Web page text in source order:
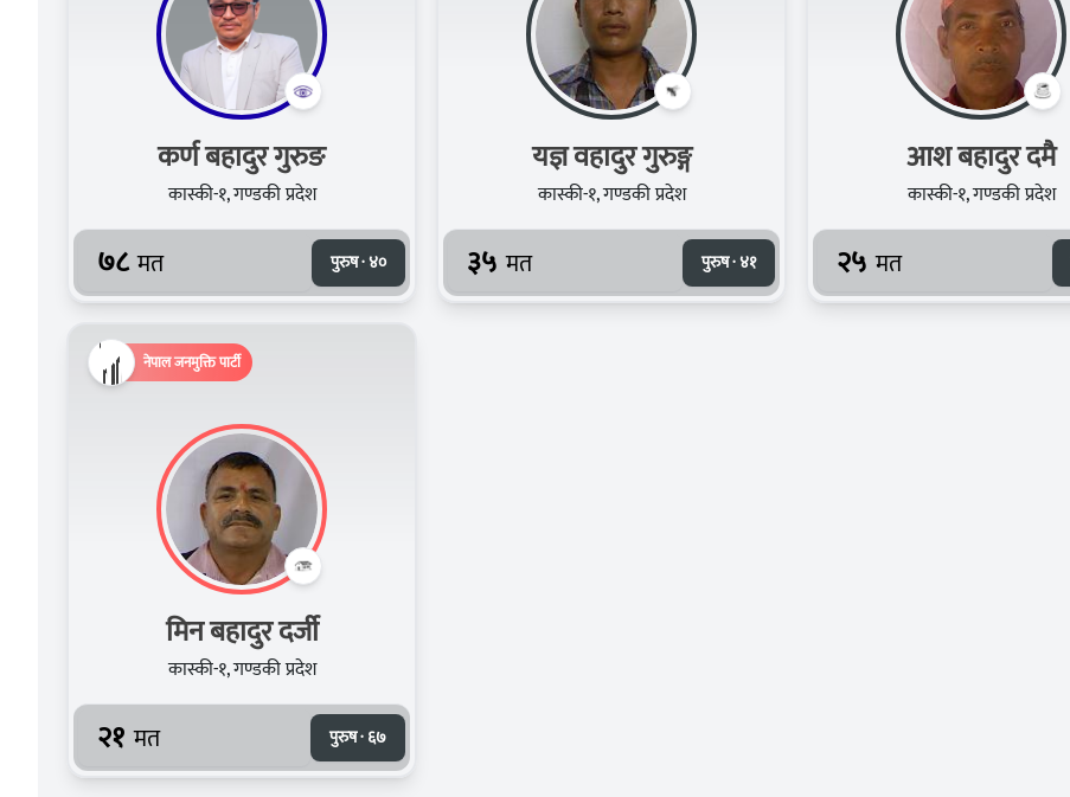
कर्ण बहादुर गुरुङ
कास्की-१, गण्डकी प्रदेश
७८ मत पुरुष · ४०
यज्ञ वहादुर गुरुङ्ग
कास्की-१, गण्डकी प्रदेश
३५ मत पुरुष · ४१
आश बहादुर दमै
कास्की-१, गण्डकी प्रदेश
२५ मत
नेपाल जनमुक्ति पार्टी
मिन बहादुर दर्जी
कास्की-१, गण्डकी प्रदेश
२१ मत पुरुष · ६७